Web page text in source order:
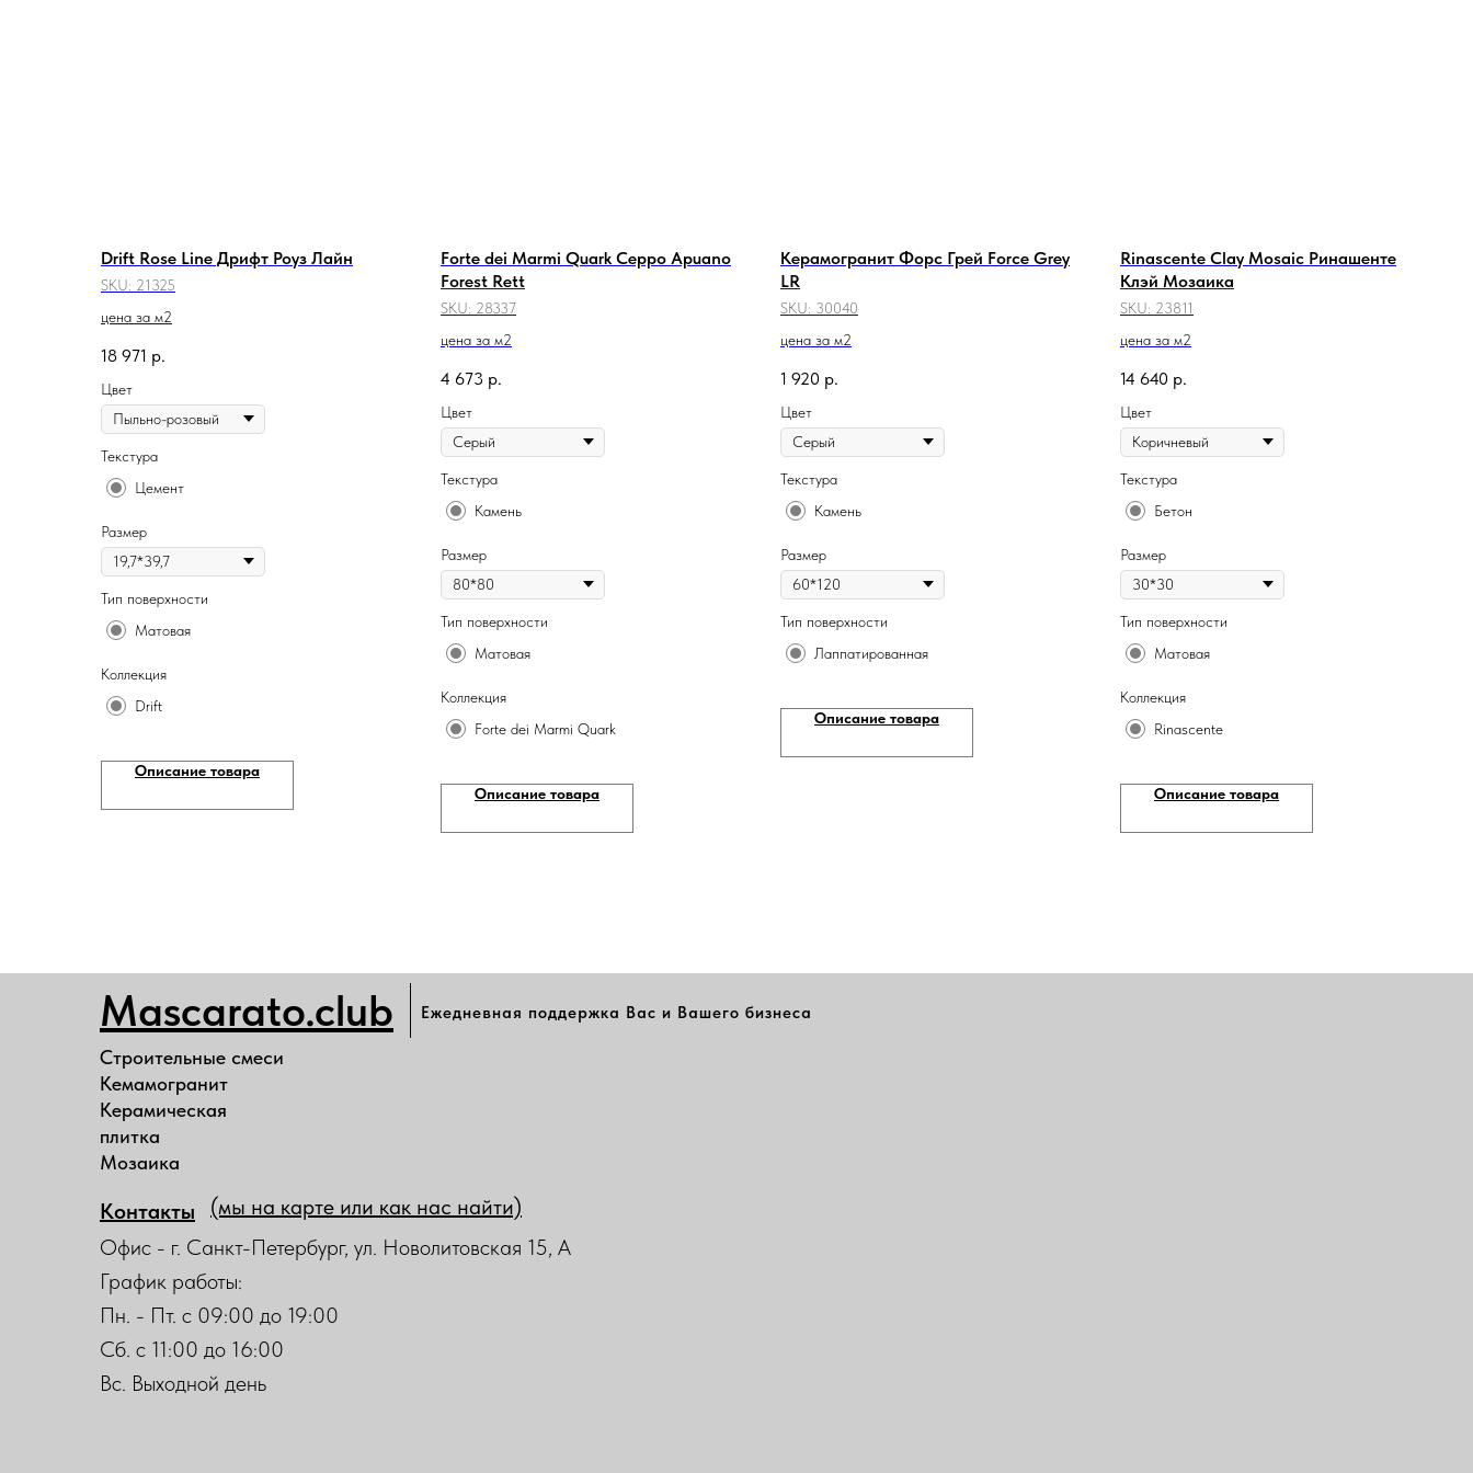
Drift Rose Line Дрифт Роуз Лайн
SKU: 21325
цена за м2
18 971 р.
Цвет
Текстура
Цемент
Размер
Тип поверхности
Матовая
Коллекция
Drift
Описание товара
Forte dei Marmi Quark Ceppo Apuano
Forest Rett
SKU: 28337
цена за м2
4 673 р.
Цвет
Текстура
Камень
Размер
Тип поверхности
Матовая
Коллекция
Forte dei Marmi Quark
Описание товара
Керамогранит Форс Грей Force Grey
LR
SKU: 30040
цена за м2
1 920 р.
Цвет
Текстура
Камень
Размер
Тип поверхности
Лаппатированная
Описание товара
Rinascente Clay Mosaic Ринашенте
Клэй Мозаика
SKU: 23811
цена за м2
14 640 р.
Цвет
Текстура
Бетон
Размер
Тип поверхности
Матовая
Коллекция
Rinascente
Описание товара
Ежедневная поддержка Вас и Вашего бизнеса
Mascarato.club
Строительные смеси
Кемамогранит
Керамическая
плитка
Мозаика
Контакты
Офис - г. Санкт-Петербург, ул. Новолитовская 15, А
График работы:
Пн. - Пт. с 09:00 до 19:00
Сб. с 11:00 до 16:00
Вс. Выходной день
(мы на карте или как нас найти)